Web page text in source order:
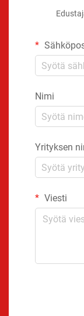
Nimi
Yrityksen
Viesti